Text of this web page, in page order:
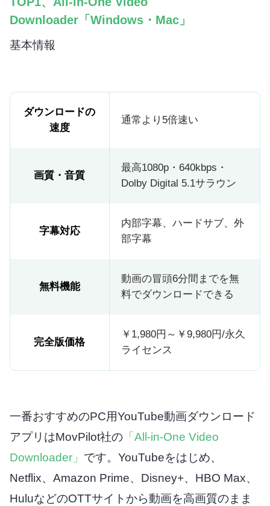
Downloader「Windows・Mac」
基本情報
ダウンロードの
速度
通常より5倍速い
画質・音質
最高1080p・640kbps・
Dolby Digital 5.1サラウン
字幕対応
内部字幕、ハードサブ、外
部字幕
無料機能
動画の冒頭6分間までを無
料でダウンロードできる
完全版価格
￥1,980円～￥9,980円/永久
ライセンス
一番おすすめのPC用YouTube動画ダウンロード
アプリはMovPilot社の「All-in-One Video
Downloader」 です。YouTubeをはじめ、
Netflix、Amazon Prime、Disney+、HBO Max、
HuluなどのOTTサイトから動画を高画質のまま